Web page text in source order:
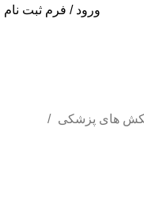
ورود / فرم ثبت نام
های پزشکی